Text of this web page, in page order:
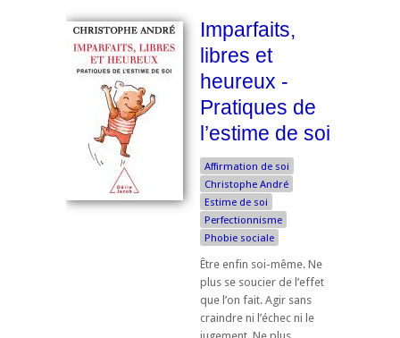
Imparfaits,
libres et
heureux -
Pratiques de
l’estime de soi
Affirmation de soi
Christophe André
Estime de soi
Perfectionnisme
Phobie sociale
Être enfin soi-même. Ne
plus se soucier de l’effet
que l’on fait. Agir sans
craindre ni l’échec ni le